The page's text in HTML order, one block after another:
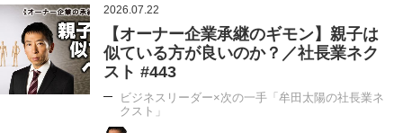
2026.07.22
【オーナー企業承継のギモン】親子は
似ている方が良いのか？／社長業ネク
スト #443
ビジネスリーダー×次の一手「牟田太陽の社長業ネ
クスト」